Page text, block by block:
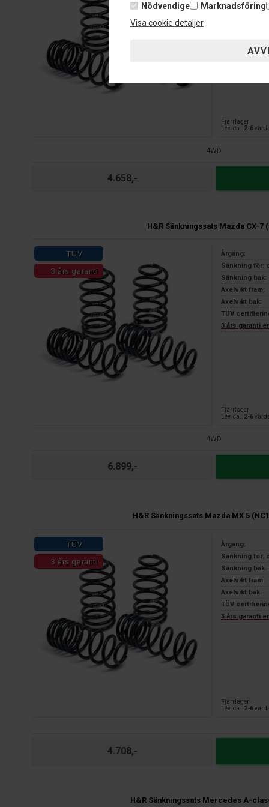
Nödvendige Marknadsföring
Visa cookie detaljer
TÜV
Fjärrlager
Lev. ca.: 2-6
4WD
4.658,-
H&R Sänkningssats Mazda CX-7
TÜV
3 års garanti
Årgang:
Sänkning för:
Sänkning bak:
Axelvikt fram:
Axelvikt bak:
TÜV
3 års garanti
Fjärrlager
Lev. ca.: 2-6
4WD
6.899,-
H&R Sänkningssats Mazda MX 5
TÜV
3 års garanti
Årgang:
Sänkning för:
Sänkning bak:
Axelvikt fram:
Axelvikt bak:
TÜV
3 års garanti
Fjärrlager
Lev. ca.: 2-6
4.708,-
H&R Sänkningssats Mercedes A-